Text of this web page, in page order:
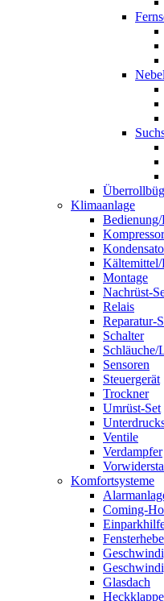
Klimaanlage
Montage
Nachrüst-
Relais
Reparatur-
Schalter
Schläuche/
Sensoren
Steuergerät
Trockner
Umrüst-Set
Ventile
Verdampfer
Komfortsysteme
Coming-
Glasdach